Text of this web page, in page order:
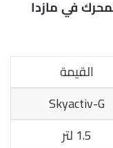
في مازدا
القيمة
Skyactiv-G
1.5 لتر